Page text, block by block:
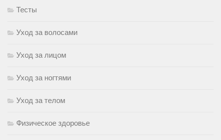
Тесты
Уход за волосами
Уход за лицом
Уход за ногтями
Уход за телом
Физическое здоровье